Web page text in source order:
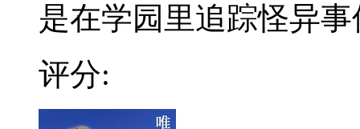
是在学园里追踪怪异事
评分: